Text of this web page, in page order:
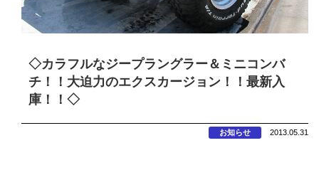
◇カラフルなジープラングラー＆ミニコンバ
チ！！大迫力のエクスカージョン！！最新入
庫！！◇
お知らせ 2013.05.31